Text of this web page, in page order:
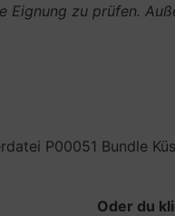
Eignung zu prüfen.
P00051 Bundle
Oder du